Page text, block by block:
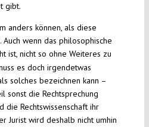
gibt.
anders können, als diese
wenn das philosophische
ist, nicht so ohne Weiteres zu
es doch irgendetwas
solches bezeichnen kann –
sonst die Rechtsprechung
die Rechtswissenschaft ihr
Jurist wird deshalb nicht umhin